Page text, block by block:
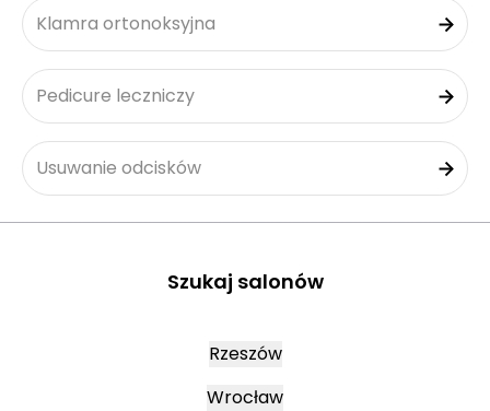
Klamra ortonoksyjna
Pedicure leczniczy
Usuwanie odcisków
Szukaj salonów
Rzeszów
Wrocław